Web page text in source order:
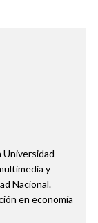
Universidad
y
Nacional.
en economía